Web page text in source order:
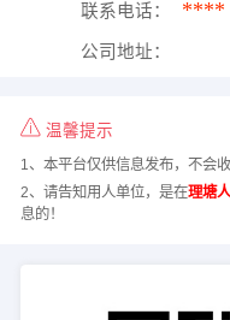
联系电话： ****
公司地址：
温馨提示
1、本平台仅供信息发布，不会
2、请告知用人单位，是在理塘
息的！